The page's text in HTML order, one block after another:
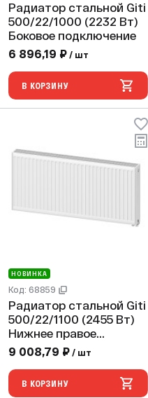
Радиатор стальной Giti
500/22/1000 (2232 Вт)
Боковое подключение
6 896,19 ₽ / шт
В КОРЗИНУ
НОВИНКА
Код: 68859
Радиатор стальной Giti
500/22/1100 (2455 Вт)
Нижнее правое
подключение
9 008,79 ₽ / шт
В КОРЗИНУ